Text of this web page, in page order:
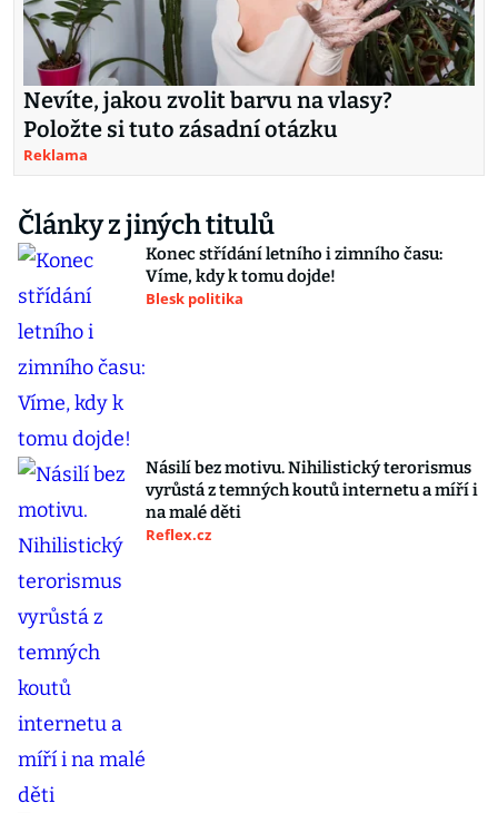
Nevíte, jakou zvolit barvu na vlasy?
Položte si tuto zásadní otázku
Reklama
Články z jiných titulů
Konec střídání letního i zimního času:
Víme, kdy k tomu dojde!
Blesk politika
Násilí bez motivu. Nihilistický terorismus
vyrůstá z temných koutů internetu a míří i
na malé děti
Reflex.cz